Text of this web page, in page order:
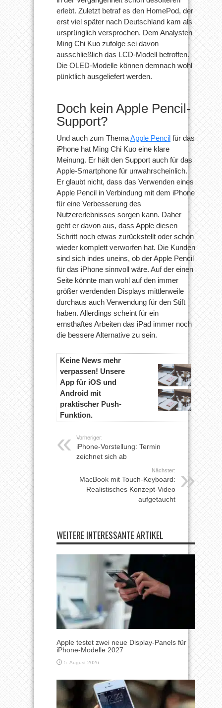
erlebt. Zuletzt betraf es den HomePod, der
erst viel später nach Deutschland kam als
ursprünglich versprochen. Dem Analysten
Ming Chi Kuo zufolge sei davon
ausschließlich das LCD-Modell betroffen.
Die OLED-Modelle können demnach wohl
pünktlich ausgeliefert werden.
Doch kein Apple Pencil-
Support?
Und auch zum ThemaApple Pencil für das
iPhone hat Ming Chi Kuo eine klare
Meinung. Er hält den Support auch für das
Apple-Smartphone für unwahrscheinlich.
Er glaubt nicht, dass das Verwenden eines
Apple Pencil in Verbindung mit dem iPhone
für eine Verbesserung des
Nutzererlebnisses sorgen kann. Daher
geht er davon aus, dass Apple diesen
Schritt noch etwas zurückstellt oder schon
wieder komplett verworfen hat. Die Kunden
sind sich indes uneins, ob der Apple Pencil
für das iPhone sinnvoll wäre. Auf der einen
Seite könnte man wohl auf den immer
größer werdenden Displays mittlerweile
durchaus auch Verwendung für den Stift
haben. Allerdings scheint für ein
ernsthaftes Arbeiten das iPad immer noch
die bessere Alternative zu sein.
Keine News mehr
verpassen! Unsere
App für iOS und
Android mit
praktischer Push-
Funktion.
Vorheriger:
iPhone-Vorstellung: Termin
zeichnet sich ab
Nächster:
MacBook mit Touch-Keyboard:
Realistisches Konzept-Video
aufgetaucht
WEITERE INTERESSANTE ARTIKEL
Apple testet zwei neue Display-Panels für
iPhone-Modelle 2027
5. August 2026